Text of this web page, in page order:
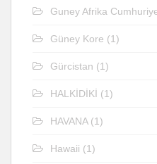
Guney Afrika
Güney Kore (1)
Gürcistan (1)
HALKİDİKİ (1)
HAVANA(1)
Hawaii (1)